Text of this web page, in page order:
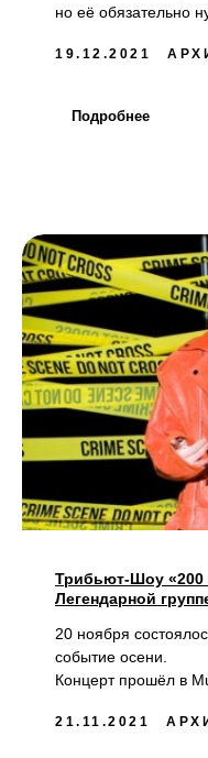
но её обязательно
19.12.2021
Подробнее
Трибьют-Шоу «200
Легендарной
20 ноября
событие осени.
Концерт прошёл в
21.11.2021